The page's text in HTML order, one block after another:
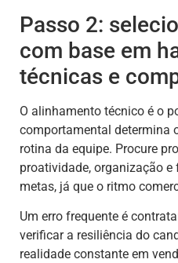
Passo 2:
com base em
técnicas e
O alinhamento técnico é o
comportamental determina
rotina da equipe. Procure
proatividade, organização
metas, já que o ritmo
Um erro frequente é
verificar a resiliência do
realidade constante em